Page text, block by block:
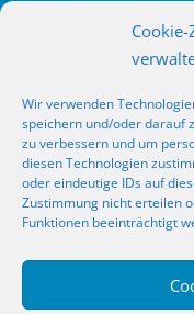
Wir verwenden
speichern und/oder darauf
zu verbessern und um
diesen Technologien
oder eindeutige IDs auf
Zustimmung nicht erteilen
Funktionen beeinträchtigt
RSS
Fragen? Kontakt!
SOCIAL MEDIA